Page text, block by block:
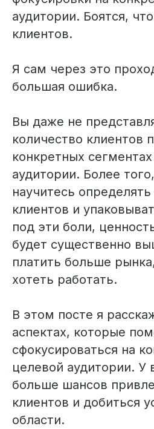
аудитории. Боятся,
клиентов.
Я сам через это
большая ошибка.
Вы даже не
количество клиентов
конкретных
аудитории. Более
научитесь
клиентов и
под эти боли,
будет существенно
платить больше
хотеть работать.
В этом посте я
аспектах, которые
сфокусироваться на
целевой аудитории. У
больше шансов
клиентов и добиться
области.